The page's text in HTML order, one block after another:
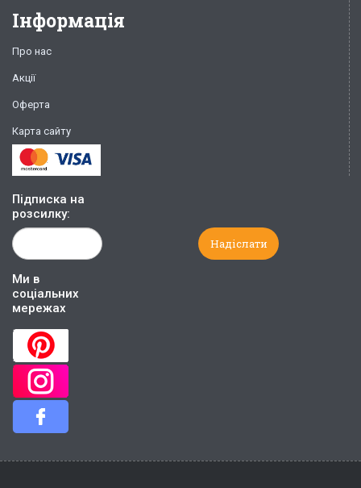
Інформація
Про нас
Акції
Оферта
Карта сайту
Підписка на
розсилку:
Ми в
соціальних
мережах